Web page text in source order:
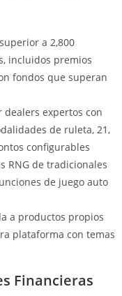
a 2,800
incluidos premios
fondos que superan
dealers expertos con
de ruleta, 21,
configurables
RNG de tradicionales
de juego auto
a productos propios
plataforma con temas
Financieras